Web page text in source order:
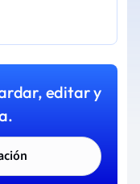
editar y